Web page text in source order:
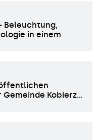
Beleuchtung,
in einem
Gemeinde Kobierz…